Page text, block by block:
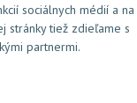
sociálnych médií a na
stránky tiež zdieľame s
partnermi.
by NextCom s.r.o.